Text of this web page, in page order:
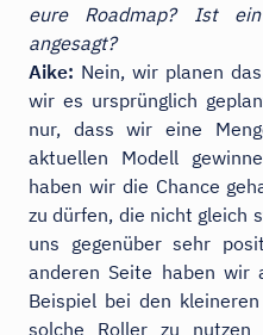
eure Roadmap? Ist
angesagt?
Aike: Nein, wir planen
wir es ursprünglich
nur, dass wir eine
aktuellen Modell
haben wir die Chance
zu dürfen, die nicht gleich
uns gegenüber sehr
anderen Seite haben wir
Beispiel bei den
solche Roller zu